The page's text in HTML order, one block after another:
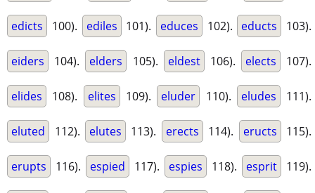
edicts 100). ediles 101). educes 102). educts 103).
eiders 104). elders 105). eldest 106). elects 107).
elides 108). elites 109). eluder 110). eludes 111).
eluted 112). elutes 113). erects 114). eructs 115).
erupts 116). espied 117). espies 118). esprit 119).